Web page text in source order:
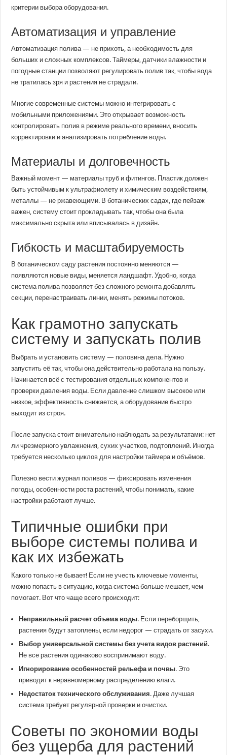
критерии выбора оборудования.
Автоматизация и управление
Автоматизация полива — не прихоть, а необходимость для
больших и сложных комплексов. Таймеры, датчики влажности и
погодные станции позволяют регулировать полив так, чтобы вода
не тратилась зря и растения не страдали.
Многие современные системы можно интегрировать с
мобильными приложениями. Это открывает возможность
контролировать полив в режиме реального времени, вносить
корректировки и анализировать потребление воды.
Материалы и долговечность
Важный момент — материалы труб и фитингов. Пластик должен
быть устойчивым к ультрафиолету и химическим воздействиям,
металлы — не ржавеющими. В ботанических садах, где пейзаж
важен, систему стоит прокладывать так, чтобы она была
максимально скрыта или вписывалась в дизайн.
Гибкость и масштабируемость
В ботаническом саду растения постоянно меняются —
появляются новые виды, меняется ландшафт. Удобно, когда
система полива позволяет без сложного ремонта добавлять
секции, перенастраивать линии, менять режимы потоков.
Как грамотно запускать
систему и запускать полив
Выбрать и установить систему — половина дела. Нужно
запустить её так, чтобы она действительно работала на пользу.
Начинается всё с тестирования отдельных компонентов и
проверки давления воды. Если давление слишком высокое или
низкое, эффективность снижается, а оборудование быстро
выходит из строя.
После запуска стоит внимательно наблюдать за результатами: нет
ли чрезмерного увлажнения, сухих участков, подтоплений. Иногда
требуется несколько циклов для настройки таймера и объёмов.
Полезно вести журнал поливов — фиксировать изменения
погоды, особенности роста растений, чтобы понимать, какие
настройки работают лучше.
Типичные ошибки при
выборе системы полива и
как их избежать
Какого только не бывает! Если не учесть ключевые моменты,
можно попасть в ситуацию, когда система больше мешает, чем
помогает. Вот что чаще всего происходит:
Неправильный расчет объема воды. Если переборщить,
растения будут затоплены, если недорог — страдать от засухи.
Выбор универсальной системы без учета видов растений.
Не все растения одинаково воспринимают воду.
Игнорирование особенностей рельефа и почвы. Это
приводит к неравномерному распределению влаги.
Недостаток технического обслуживания. Даже лучшая
система требует регулярной проверки и очистки.
Советы по экономии воды
без ущерба для растений